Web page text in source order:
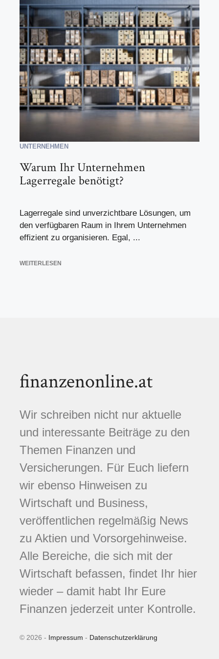
UNTERNEHMEN
Warum Ihr Unternehmen
Lagerregale benötigt?
Lagerregale sind unverzichtbare Lösungen, um
den verfügbaren Raum in Ihrem Unternehmen
effizient zu organisieren. Egal, ...
WEITERLESEN
finanzenonline.at
Wir schreiben nicht nur aktuelle
und interessante Beiträge zu den
Themen Finanzen und
Versicherungen. Für Euch liefern
wir ebenso Hinweisen zu
Wirtschaft und Business,
veröffentlichen regelmäßig News
zu Aktien und Vorsorgehinweise.
Alle Bereiche, die sich mit der
Wirtschaft befassen, findet Ihr hier
wieder – damit habt Ihr Eure
Finanzen jederzeit unter Kontrolle.
© 2026 - Impressum - Datenschutzerklärung